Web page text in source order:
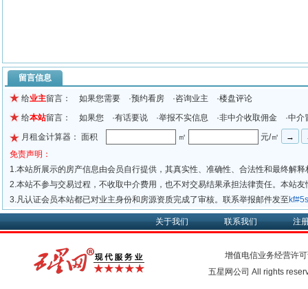
留言信息
给业主留言： 如果您需要 ·预约看房 ·咨询业主 ·楼盘评论
给本站留言： 如果您 ·有话要说 ·举报不实信息 ·非中介收取佣金 ·中介
月租金计算器： 面积
㎡
元/㎡
免责声明：
1.本站所展示的房产信息由会员自行提供，其真实性、准确性、合法性和最终解
2.本站不参与交易过程，不收取中介费用，也不对交易结果承担法律责任。本站
3.凡认证会员本站都已对业主身份和房源资质完成了审核。联系举报邮件发至
关于我们 联系我们 注
增值电信业务经营许
五星网公司 All rights